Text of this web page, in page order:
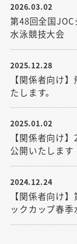
2026.03.02
第48回全国
水泳競技大会
2025.12.28
【関係者向け
たします。
2025.01.02
【関係者向け
公開いたします
2024.12.24
【関係者向け】
ックカップ春